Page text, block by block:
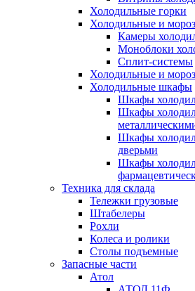
Холодильные горки
Холодильные и
Камеры
Моноблоки
Сплит-системы
Холодильные и
Холодильные шкафы
Шкафы
Шкафы
Шкафы
дверьми
Шкафы
Техника для склада
Тележки грузовые
Штабелеры
Рохли
Колеса и ролики
Столы подъемные
Запасные части
Атол